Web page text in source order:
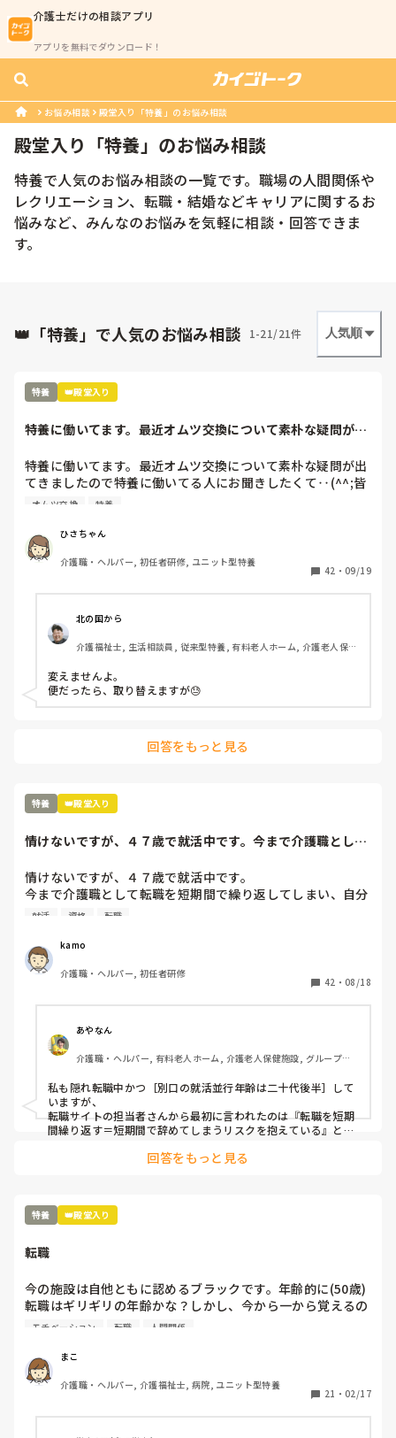
介護士だけの相談アプリ
アプリを無料でダウンロード！
お悩み相談 殿堂入り「特養」のお悩み相談
殿堂入り「特養」のお悩み相談
特養で人気のお悩み相談の一覧です。職場の人間関係や
レクリエーション、転職・結婚などキャリアに関するお
悩みなど、みんなのお悩みを気軽に相談・回答できま
す。
👑「特養」で人気のお悩み相談 1-21/21件 人気順
特養 👑殿堂入り
特養に働いてます。最近オムツ交換について素朴な疑問が出
特養に働いてます。最近オムツ交換について素朴な疑問が出
てきましたので特養に働いてる人にお聞きしたくて‥(^^;皆
さんのところはパット交換は時間決めてやってますか？
えてますか？
オムツ交換 特養
ひさちゃん
介護職・ヘルパー, 初任者研修, ユニット型特養
42 ・ 09/19
北の国から
介護福祉士, 生活相談員, 従来型特養, 有料老人ホーム, 介護老人保健
リハ, 訪問介護, ユニット型特養, 障害者支援施設, 訪問入浴
変えませんよ。
回答をもっと見る
特養 👑殿堂入り
情けないですが、４７歳で就活中です。今まで介護職として
情けないですが、４７歳で就活中です。
今まで介護職として転職を短期間で繰り返してしまい、自分
の自宅から通勤時間約４５分圏内の特別養護老人ホームは受
す。この年齢で就活となるとかなり厳しく、転職の多さと短
期間での退職、持病のアトピー性皮膚炎、４７歳という年齢
が尚更、厳しいです。介護福祉士の資格はありません。
どういうところを気をつけると良いですか？
また、どう就活するといいのか分からなくなりました。
どんなことでもいいですのでアドバイスをお願いします。
就活 資格 転職
kamo
介護職・ヘルパー, 初任者研修
42 ・ 08/18
あやなん
介護職・ヘルパー, 有料老人ホーム, 介護老人保健施設, グループホ
私も隠れ転職中かつ［別口の就活並行年齢は二十代後半］して
いますが、
転職サイトの担当者さんから最初に言われたのは『転職を短期
間繰り返す＝短期間で辞めてしまうリスクを抱えている』とお
自力でやられるとどこが良くてどこが悪いのかわからなくなる
い］
・住んでいる地元のハローワークの活用
すよね。
私も隠れ転職中ですが中々面接の受け答えが相性良くないと難
しいです。
お互いコロナ禍もあって中々大変な所はありますが第三者の力
もかりながらやり抜きましょ☀️
回答をもっと見る
特養 👑殿堂入り
転職
今の施設は自他ともに認めるブラックです。年齢的に(50歳)
転職はギリギリの年齢かな？しかし、今から一から覚えるの
も大変。声を掛けてもらっている転職先があるのですが、良
めてとなるものがあれば教えてください。
モチベーション 転職 人間関係
まこ
介護職・ヘルパー, 介護福祉士, 病院, ユニット型特養
21 ・ 02/17